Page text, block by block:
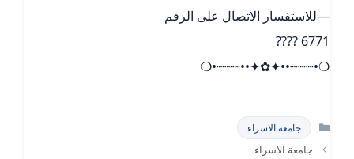
—للاستفسار الاتصال على الرقم
6771 ????
❍•┈┈┈••✦✿✦••┈┈┈•❍
التصنيفات
جامعة الاسراء
جامعة الاسراء